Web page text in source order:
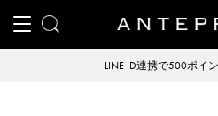
LINE ID連携で500ポイ